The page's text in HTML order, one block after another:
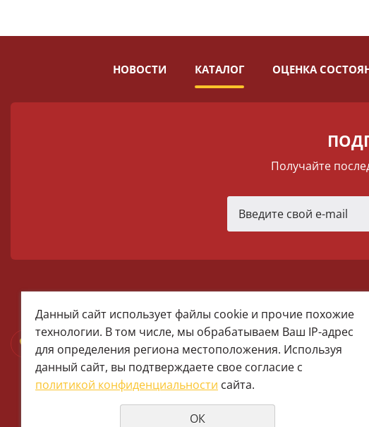
НОВОСТИ КАТАЛОГ ОЦЕНКА
Получайте
+7 (922) 025-50-71 (MAX)
Тел:+7 (343) 374-15-67 (Мира 2)
Тел: +7 (343) 371-19-13 (Малышева 76)
+7 (922) 609-29-80 (MAX)
Данный сайт использует файлы cookie и прочие похожие
технологии. В том числе, мы обрабатываем Ваш IP-адрес
для определения региона местоположения. Используя
данный сайт, вы подтверждаете свое согласие с
политикой конфиденциальности сайта.
ОК